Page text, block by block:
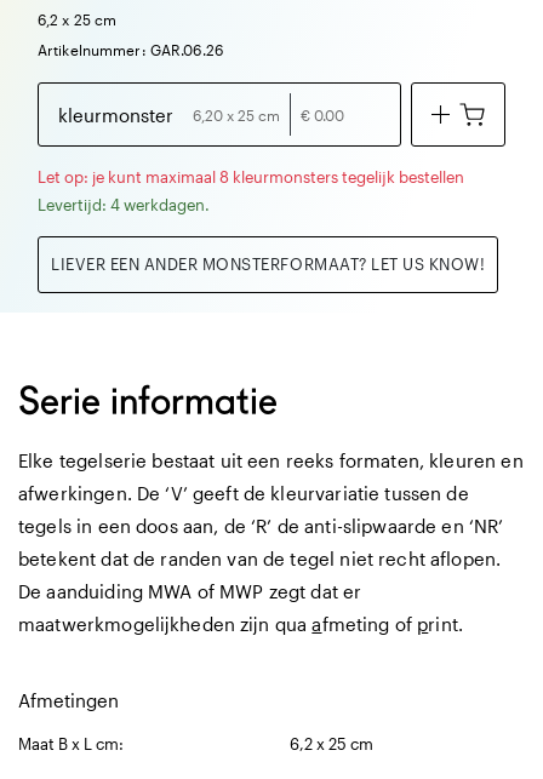
6,2 x 25 cm
Artikelnummer: GAR.06.26
kleurmonster 6,20 x 25 cm € 0.00
Let op: je kunt maximaal 8 kleurmonsters tegelijk bestellen
Levertijd: 4 werkdagen.
LIEVER EEN ANDER MONSTERFORMAAT? LET US KNOW!
Serie informatie
Elke tegelserie bestaat uit een reeks formaten, kleuren en
afwerkingen. De ‘V’ geeft de kleurvariatie tussen de
tegels in een doos aan, de ‘R’ de anti-slipwaarde en ‘NR’
betekent dat de randen van de tegel niet recht aflopen.
De aanduiding MWA of MWP zegt dat er
maatwerkmogelijkheden zijn quaafmeting of print.
Afmetingen
Maat B x L cm: 6,2 x 25 cm